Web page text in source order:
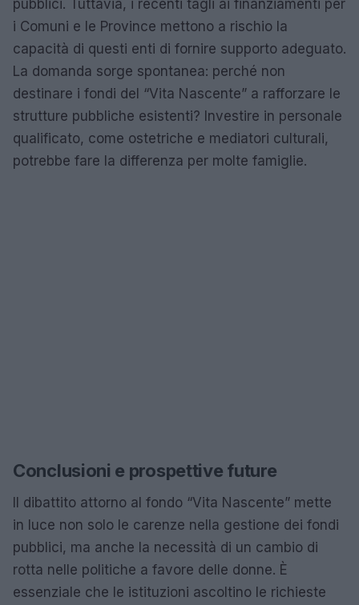
pubblici. Tuttavia, i recenti tagli ai finanziamenti per
i Comuni e le Province mettono a rischio la
capacità di questi enti di fornire supporto adeguato.
La domanda sorge spontanea: perché non
destinare i fondi del “Vita Nascente” a rafforzare le
strutture pubbliche esistenti? Investire in personale
qualificato, come ostetriche e mediatori culturali,
potrebbe fare la differenza per molte famiglie.
Conclusioni e prospettive future
Il dibattito attorno al fondo “Vita Nascente” mette
in luce non solo le carenze nella gestione dei fondi
pubblici, ma anche la necessità di un cambio di
rotta nelle politiche a favore delle donne. È
essenziale che le istituzioni ascoltino le richieste